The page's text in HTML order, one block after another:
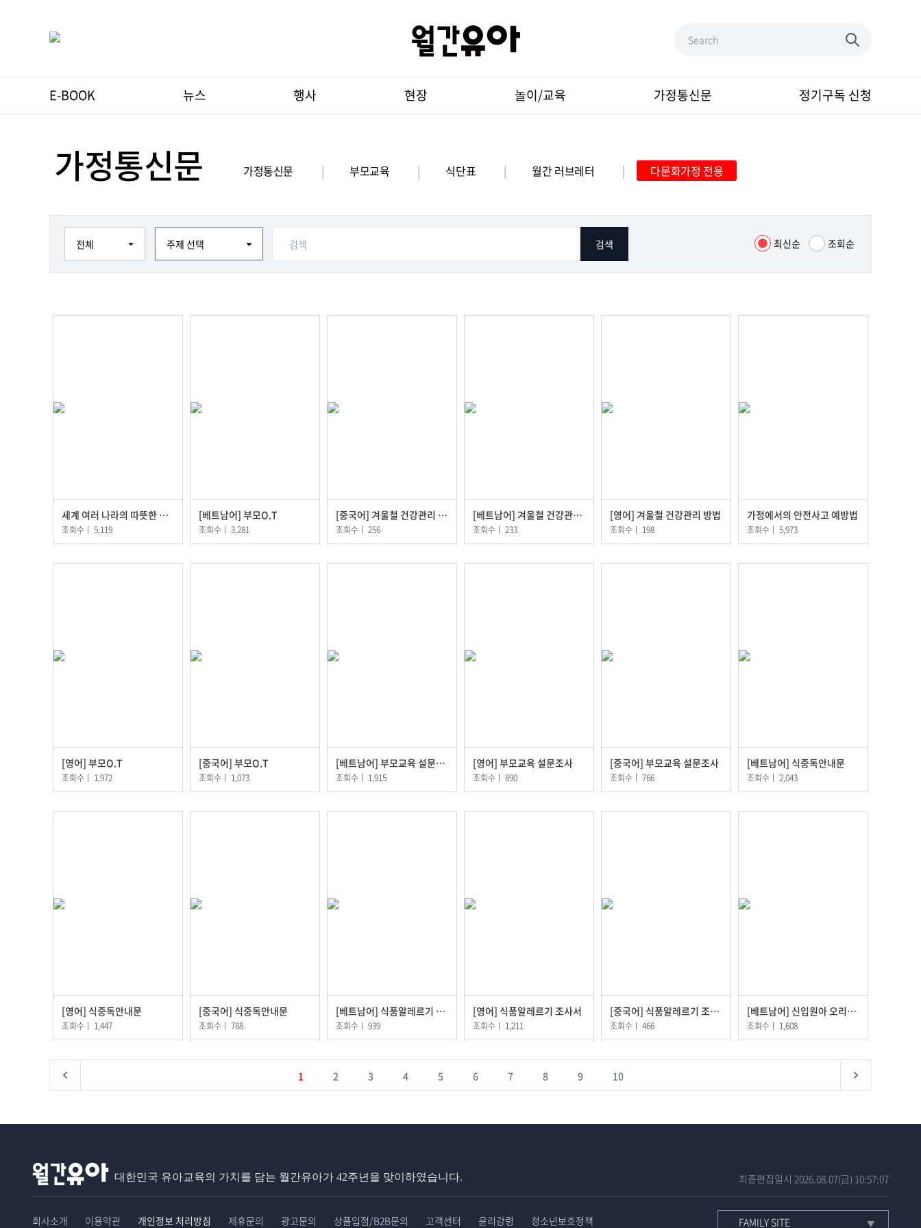
E-BOOK 뉴스 행사 현장 놀이/교육 가정통신문 정기구독 신청
가정통신문 가정통신문 | 부모교육 | 식단표 | 월간 러브레터 | 다문화가정 전용
검색 최신순 조회순
세계 여러 나라의 따뜻한 음료
조회수 ㅣ 5,119
[베트남어] 부모O.T
조회수 ㅣ 3,281
[중국어] 겨울철 건강관리 방법
조회수 ㅣ 256
[베트남어] 겨울철 건강관리 방법
조회수 ㅣ 233
[영어] 겨울철 건강관리 방법
조회수 ㅣ 198
가정에서의 안전사고 예방법
조회수 ㅣ 5,973
[영어] 부모O.T
조회수 ㅣ 1,972
[중국어] 부모O.T
조회수 ㅣ 1,073
[베트남어] 부모교육 설문조사
조회수 ㅣ 1,915
[영어] 부모교육 설문조사
조회수 ㅣ 890
[중국어] 부모교육 설문조사
조회수 ㅣ 766
[베트남어] 식중독안내문
조회수 ㅣ 2,043
[영어] 식중독안내문
조회수 ㅣ 1,447
[중국어] 식중독안내문
조회수 ㅣ 788
[베트남어] 식품알레르기 조사서
조회수 ㅣ 939
[영어] 식품알레르기 조사서
조회수 ㅣ 1,211
[중국어] 식품알레르기 조사서
조회수 ㅣ 466
[베트남어] 신입원아 오리엔테이션
조회수 ㅣ 1,608
Previous 1 2 3 4 5 6 7 8 9 10 Next
대한민국 유아교육의 가치를 담는 월간유아가 42주년을 맞이하였습니다. 최종편집일시 2026.08.07(금) 10:57:07
회사소개 이용약관 개인정보 처리방침 제휴문의 광고문의 상품입점/B2B문의 고객센터 윤리강령 청소년보호정책 FAMILY SITE